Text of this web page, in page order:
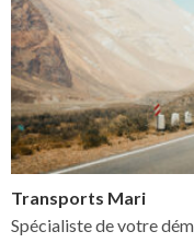
Transports Mari
Spécialiste de votre